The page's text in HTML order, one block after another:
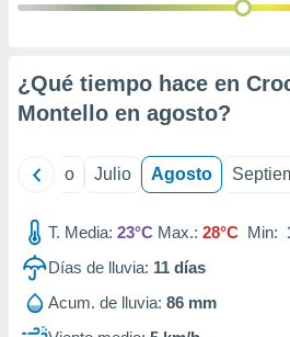
de¿Qué tiempo hace en
Montello en agosto?
Junio Julio Agosto
T. Media: 23°C Max.: 28°C Min:
Días de lluvia: 11 días
Acum. de lluvia: 86 mm